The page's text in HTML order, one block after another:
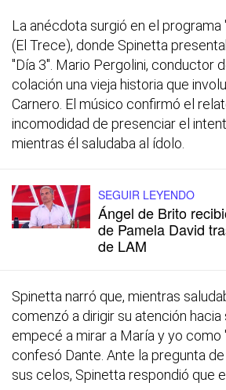
La anécdota surgió en el programa
(El Trece), donde Spinetta
"Día 3". Mario Pergolini, conductor
colación una vieja historia que
Carnero. El músico confirmó el
incomodidad de presenciar el
mientras él saludaba al ídolo.
SEGUIR LEYENDO
Ángel de Brito
de Pamela David
de LAM
Spinetta narró que, mientras
comenzó a dirigir su atención hacia
empecé a mirar a María y yo como
confesó Dante. Ante la pregunta
sus celos, Spinetta respondió que